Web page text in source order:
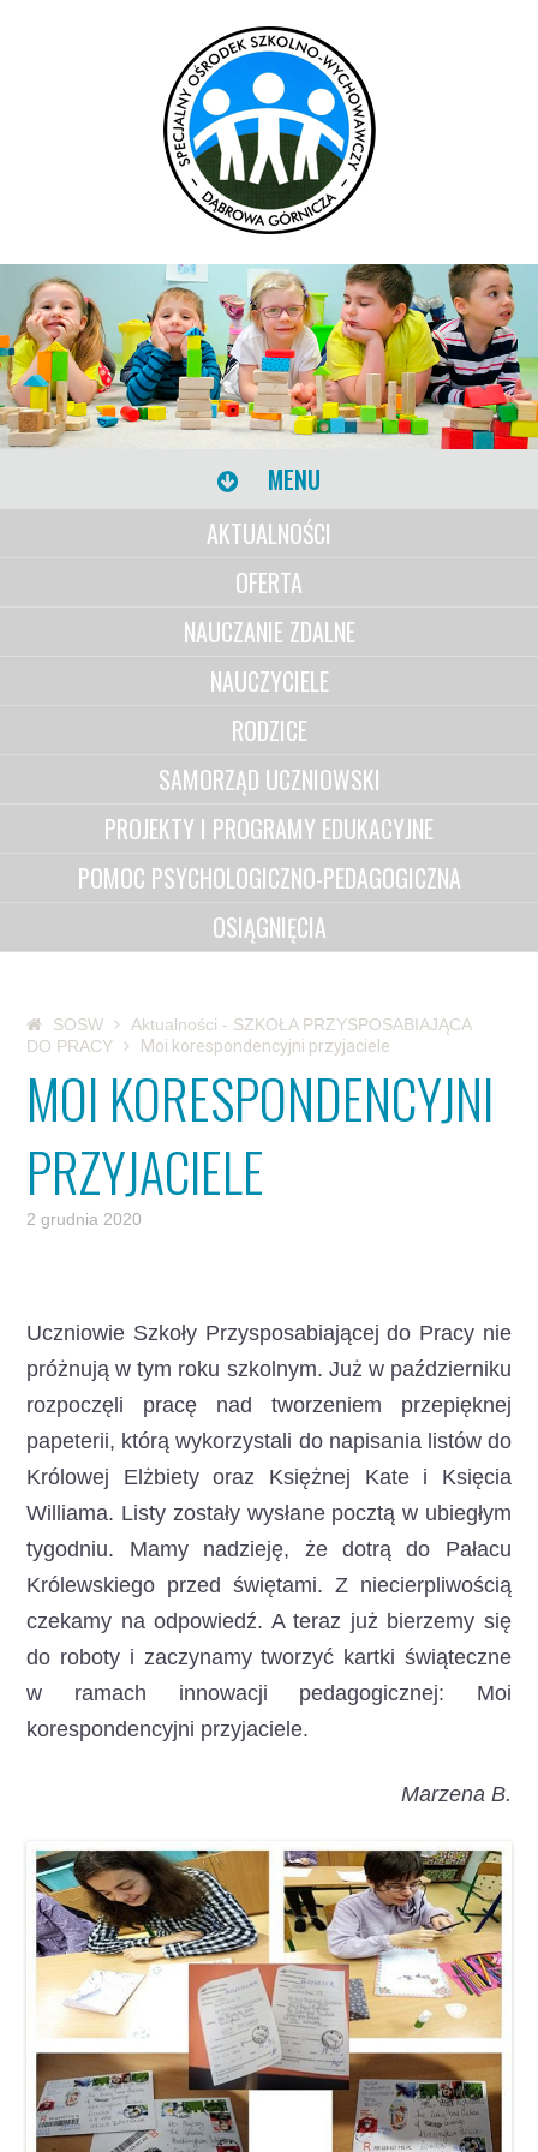
MENU
AKTUALNOŚCI
OFERTA
NAUCZANIE ZDALNE
NAUCZYCIELE
RODZICE
SAMORZĄD UCZNIOWSKI
PROJEKTY I PROGRAMY EDUKACYJNE
POMOC PSYCHOLOGICZNO-PEDAGOGICZNA
OSIĄGNIĘCIA
SOSW
Aktualności - SZKOŁA PRZYSPOSABIAJĄCA
DO PRACY
Moi korespondencyjni przyjaciele
MOI KORESPONDENCYJNI
PRZYJACIELE
2 grudnia 2020
Uczniowie Szkoły Przysposabiającej do Pracy nie
próżnują w tym roku szkolnym. Już w październiku
rozpoczęli pracę nad tworzeniem przepięknej
papeterii, którą wykorzystali do napisania listów do
Królowej Elżbiety oraz Księżnej Kate i Księcia
Williama. Listy zostały wysłane pocztą w ubiegłym
tygodniu. Mamy nadzieję, że dotrą do Pałacu
Królewskiego przed świętami. Z niecierpliwością
czekamy na odpowiedź. A teraz już bierzemy się
do roboty i zaczynamy tworzyć kartki świąteczne
w ramach innowacji pedagogicznej: Moi
korespondencyjni przyjaciele.
Marzena B.